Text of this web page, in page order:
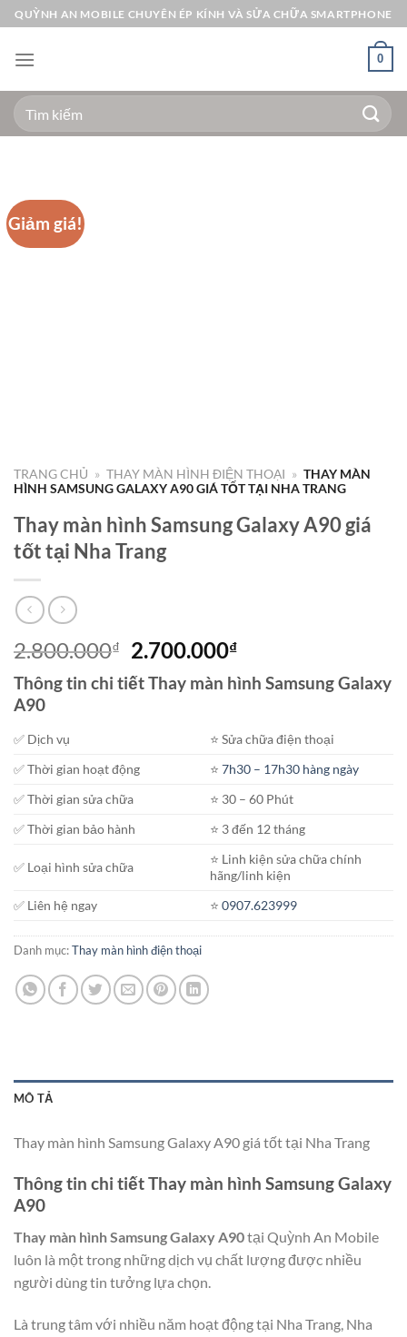
Bỏ
qua
nội
QUỲNH AN MOBILE CHUYÊN ÉP KÍNH VÀ SỬA CHỮA SMARTPHONE
0
Tìm
kiếm:
Giảm giá!
TRANG CHỦ » THAY MÀN HÌNH ĐIỆN THOẠI » THAY MÀN
HÌNH SAMSUNG GALAXY A90 GIÁ TỐT TẠI NHA TRANG
Thay màn hình Samsung Galaxy A90 giá
tốt tại Nha Trang
2.800.000₫
Giá
gốc
là:
2.700.000₫Giá
hiện
tại
2.700.000₫.
Thông tin chi tiết Thay màn hình Samsung Galaxy
A90
✅ Dịch vụ
⭐️ Sửa chữa điện thoại
✅ Thời gian hoạt động
⭐️7h30 – 17h30 hàng ngày
✅ Thời gian sửa chữa
⭐️ 30 – 60 Phút
✅ Thời gian bảo hành
⭐️ 3 đến 12 tháng
✅ Loại hình sửa chữa
⭐️ Linh kiện sửa chữa chính
hãng/linh kiện
✅ Liên hệ ngay
⭐️0907.623999
Danh mục:Thay màn hình điện thoại
MÔ TẢ
Thay màn hình Samsung Galaxy A90 giá tốt tại Nha Trang
Thông tin chi tiết Thay màn hình Samsung Galaxy
A90
Thay màn hình Samsung Galaxy A90tại Quỳnh An Mobile
luôn là một trong những dịch vụ chất lượng được nhiều
người dùng tin tưởng lựa chọn.
Là trung tâm với nhiều năm hoạt động tại Nha Trang, Nha